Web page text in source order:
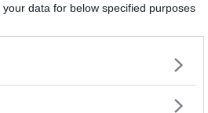
data for below specified purposes
kommuner. Allra värst
i förra veckan
Transportstyrelsens